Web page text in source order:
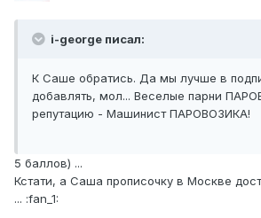
i-george писал:
К Саше обратись. Да мы лучше в
добавлять, мол... Веселые парни
репутацию - Машинист ПАРОВОЗИКА!
5 баллов) ...
Кстати, а Саша прописочку в Москве
... :fan_1: